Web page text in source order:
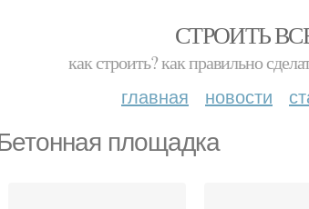
СТРОИТЬ
как строить? как правильно
главная новости
площадка